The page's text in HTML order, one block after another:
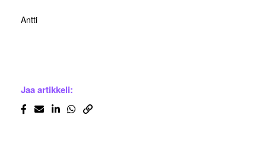
Antti
Jaa artikkeli: